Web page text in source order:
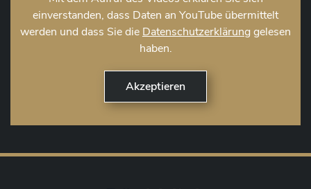
einverstanden, dass Daten an YouTube übermittelt
werden und dass Sie die Datenschutzerklärunggelesen
haben.